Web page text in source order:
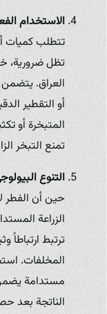
الاستخدام
تتطلب كميات
تظل ضرورية،
العراق.
أو التقطير
المتبخرة أو
تمنع التبخر
التنوع
حين أن الفطر
الزراعة
ترتبط ارتباطاً
المخلفات.
مستدامة
الناتجة بعد